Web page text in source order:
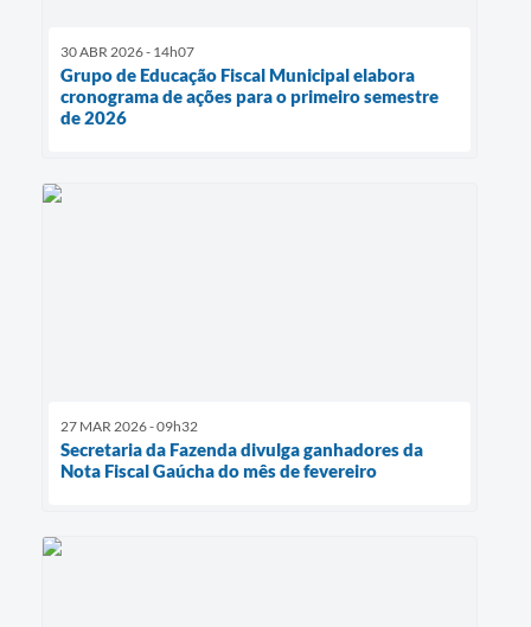
30 ABR 2026 - 14h07
Grupo de Educação Fiscal Municipal elabora
cronograma de ações para o primeiro semestre
de 2026
27 MAR 2026 - 09h32
Secretaria da Fazenda divulga ganhadores da
Nota Fiscal Gaúcha do mês de fevereiro